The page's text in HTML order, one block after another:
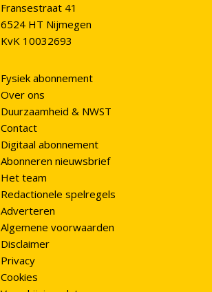
Fransestraat 41
6524 HT Nijmegen
KvK 10032693
Fysiek abonnement
Over ons
Duurzaamheid & NWST
Contact
Digitaal abonnement
Abonneren nieuwsbrief
Het team
Redactionele spelregels
Adverteren
Algemene voorwaarden
Disclaimer
Privacy
Cookies